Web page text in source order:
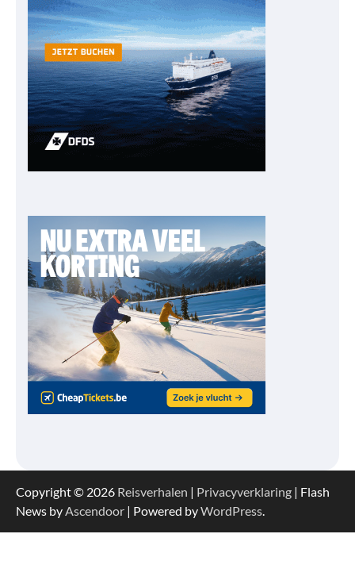
Copyright © 2026 Reisverhalen | Privacyverklaring | Flash
News byAscendoor | Powered byWordPress.